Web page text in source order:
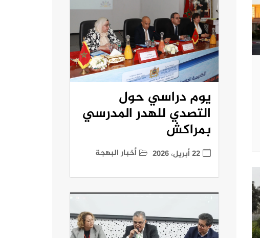
يوم دراسي حول
التصدي للهدر المدرسي
بمراكش
22 أبريل، 2026 أخبار البهجة